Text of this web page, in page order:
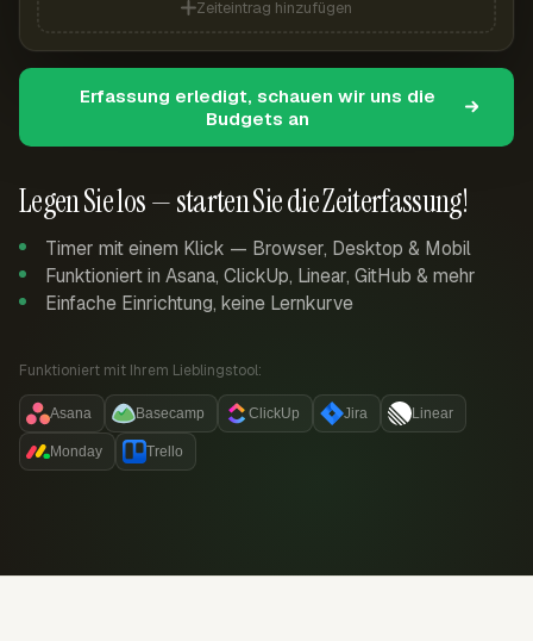
Legen Sie los — starten Sie die Zeiterfassung!
Timer mit einem Klick — Browser, Desktop & Mobil
Funktioniert in Asana, ClickUp, Linear, GitHub & mehr
Einfache Einrichtung, keine Lernkurve
Funktioniert mit Ihrem Lieblingstool:
Asana Basecamp ClickUp Jira Linear
Monday Trello
Zeiteintrag hinzufügen
Erfassung erledigt, schauen wir uns die
Budgets an